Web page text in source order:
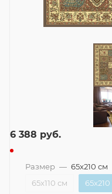
6 388 руб.
Размер — 65x210 см
65x110 см